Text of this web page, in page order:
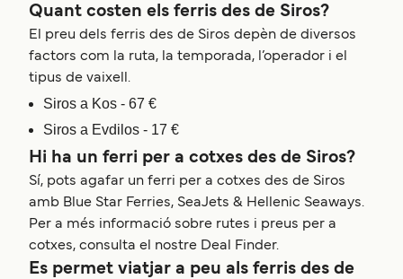
Quant costen els ferris des de Siros?
El preu dels ferris des de Siros depèn de diversos
factors com la ruta, la temporada, l’operador i el
tipus de vaixell.
Siros a Kos - 67 €
Siros a Evdilos - 17 €
Hi ha un ferri per a cotxes des de Siros?
Sí, pots agafar un ferri per a cotxes des de Siros
amb Blue Star Ferries, SeaJets & Hellenic Seaways.
Per a més informació sobre rutes i preus per a
cotxes, consulta el nostre Deal Finder.
Es permet viatjar a peu als ferris des de